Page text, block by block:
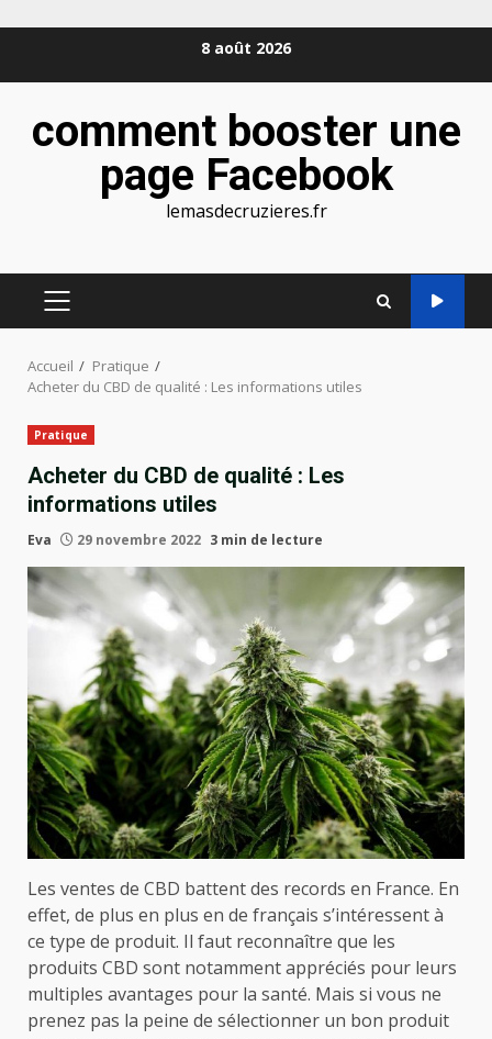
8 août 2026
comment booster une
page Facebook
lemasdecruzieres.fr
MENU
Accueil
Pratique
Acheter du CBD de qualité : Les informations utiles
Pratique
Acheter du CBD de qualité : Les
informations utiles
Eva 29 novembre 2022 3 min de lecture
Les ventes de CBD battent des records en France. En
effet, de plus en plus en de français s’intéressent à
ce type de produit. Il faut reconnaître que les
produits CBD sont notamment appréciés pour leurs
multiples avantages pour la santé. Mais si vous ne
prenez pas la peine de sélectionner un bon produit